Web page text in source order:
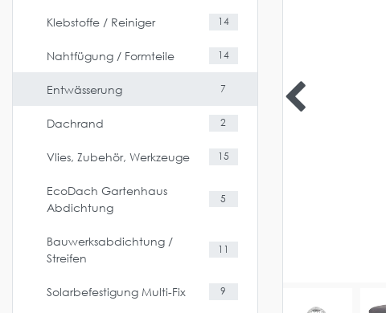
Klebstoffe / Reiniger 14
Nahtfügung / Formteile 14
Entwässerung 7
Dachrand 2
Vlies, Zubehör, Werkzeuge 15
EcoDach Gartenhaus
Abdichtung
5
Bauwerksabdichtung /
Streifen
11
Solarbefestigung Multi-Fix 9